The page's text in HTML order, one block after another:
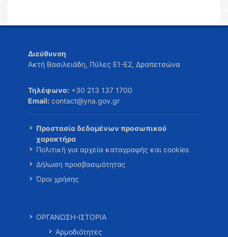
Διεύθυνση
Ακτή Βασιλειάδη, Πύλες Ε1-Ε2, Δραπετσώνα
Τηλέφωνο: +30 213 137 1700
Email: contact@yna.gov.gr
Προστασία δεδομένων προσωπικού
χαρακτήρα
Πολιτική για αρχεία καταγραφής και cookies
Δήλωση προσβασιμότητας
Όροι χρήσης
ΟΡΓΑΝΩΣΗ-ΙΣΤΟΡΙΑ
Αρμοδιότητες